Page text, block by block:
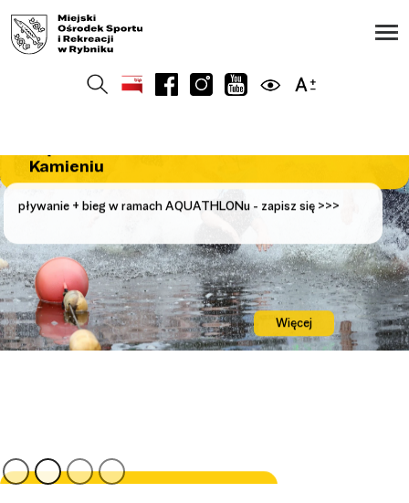
LATO 2026 - CO NOWEGO?
SZCZEGÓŁY>>>